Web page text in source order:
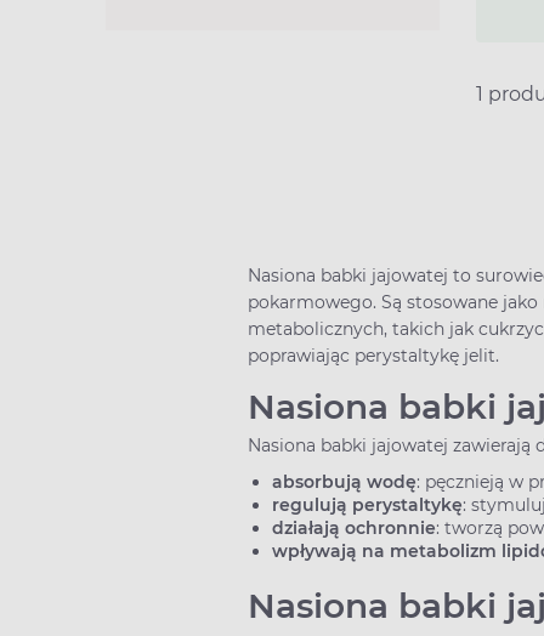
1
Nasiona babki jajowatej to
pokarmowego. Są stosowane
metabolicznych, takich jak
poprawiając perystaltykę jelit.
Nasiona babki
Nasiona babki jajowatej zawierają
absorbują wodę: pęcznieją w
regulują perystaltykę:
działają ochronnie: tworzą
wpływają na metabolizm
Nasiona babki